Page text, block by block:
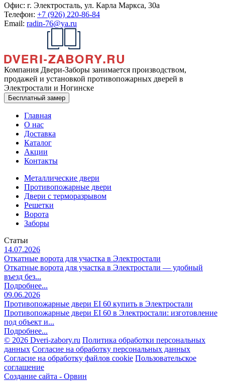
Офис: г. Электросталь, ул. Карла Маркса, 30а
Телефон: +7 (926) 220-86-84
Email: radin-76@ya.ru
Компания Двери-Заборы занимается производством,
продажей и установкой противопожарных дверей в
Электростали и Ногинске
Бесплатный замер
Главная
О нас
Доставка
Каталог
Акции
Контакты
Металлические двери
Противопожарные двери
Двери с терморазрывом
Решетки
Ворота
Заборы
Статьи
14.07.2026
Откатные ворота для участка в Электростали
Откатные ворота для участка в Электростали — удобный
въезд без...
Подробнее...
09.06.2026
Противопожарные двери EI 60 купить в Электростали
Противопожарные двери EI 60 в Электростали: изготовление
под объект и...
Подробнее...
© 2026 Dveri-zabory.ru Политика обработки персональных
данных Согласие на обработку персональных данных
Согласие на обработку файлов cookie Пользовательское
соглашение
Создание сайта - Орвин